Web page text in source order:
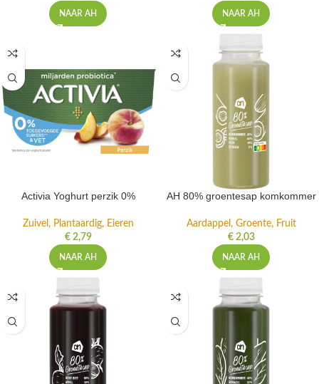
NAAR AH NAAR AH
Activia Yoghurt perzik 0%
Zuivel, Plantaardig, Eieren
€2,79
NAAR AH
AH 80% groentesap komkommer
Aardappel, Groente, Fruit
€2,03
NAAR AH